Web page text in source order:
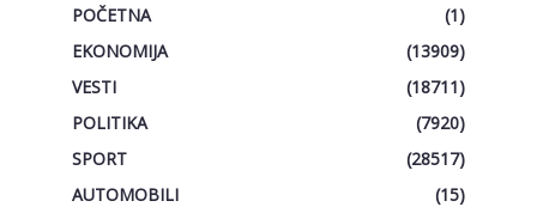
POČETNA
(1)
EKONOMIJA
(13909)
VESTI
(18711)
POLITIKA
(7920)
SPORT
(28517)
AUTOMOBILI
(15)